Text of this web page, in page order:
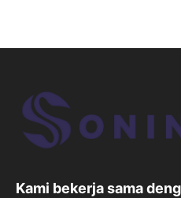
Kami bekerja sama